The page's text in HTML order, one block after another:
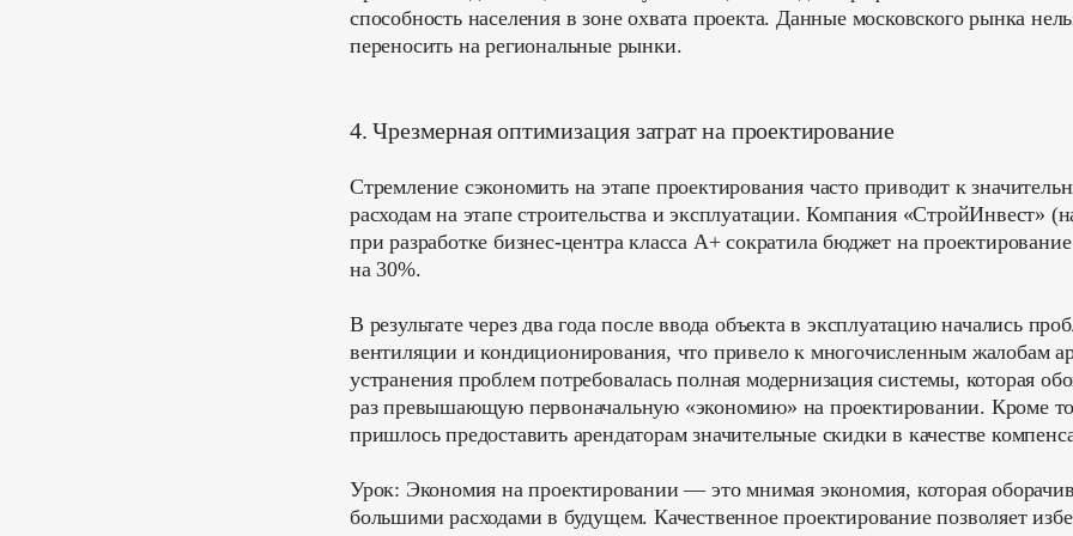
способность населения в зоне охвата проекта. Данные московского рынка
переносить на региональные рынки.
4. Чрезмерная оптимизация затрат на проектирование
Стремление сэкономить на этапе проектирования часто приводит к
расходам на этапе строительства и эксплуатации. Компания «СтройИнвест»
при разработке бизнес-центра класса A+ сократила бюджет на
на 30%.
В результате через два года после ввода объекта в эксплуатацию начались
вентиляции и кондиционирования, что привело к многочисленным жалобам
устранения проблем потребовалась полная модернизация системы, которая
раз превышающую первоначальную «экономию» на проектировании. Кроме
пришлось предоставить арендаторам значительные скидки в качестве
Урок: Экономия на проектировании — это мнимая экономия, которая
большими расходами в будущем. Качественное проектирование позволяет